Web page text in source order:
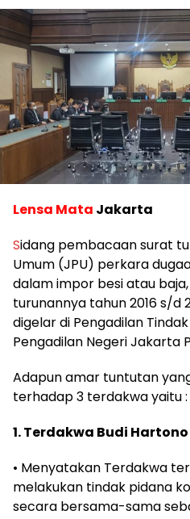
Lensa Mata Jakarta
Sidang pembacaan surat
Umum (JPU) perkara
dalam impor besi atau
turunannya tahun 2016 s/d
digelar di Pengadilan
Pengadilan Negeri Jakarta
Adapun amar tuntutan
terhadap 3 terdakwa yaitu :
1. Terdakwa Budi
• Menyatakan Terdakwa
melakukan tindak pidana
secara bersama-sama